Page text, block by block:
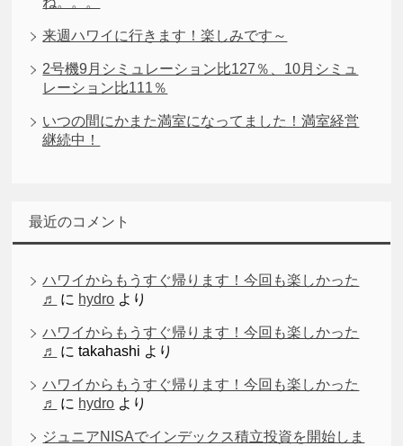
来週ハワイに行きます！楽しみです～
2号機9月シミュレーション比127％、10月シミュ
レーション比111％
いつの間にかまた満室になってました！満室経営
継続中！
最近のコメント
ハワイからもうすぐ帰ります！今回も楽しかった
♬
に hydro より
ハワイからもうすぐ帰ります！今回も楽しかった
♬
にtakahashi より
ハワイからもうすぐ帰ります！今回も楽しかった
♬
に hydro より
ジュニアNISAでインデックス積立投資を開始しま